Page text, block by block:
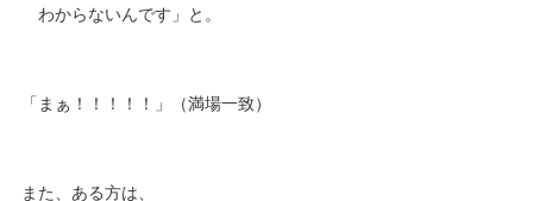
わからないんです」と。
「まぁ！！！！！」（満場一致）
また、ある方は、